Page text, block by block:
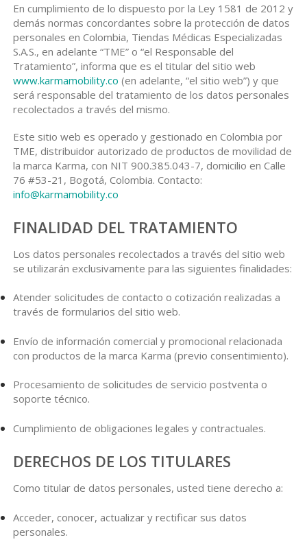
En cumplimiento de lo dispuesto por la Ley 1581 de 2012 y
demás normas concordantes sobre la protección de datos
personales en Colombia, Tiendas Médicas Especializadas
S.A.S., en adelante “TME” o “el Responsable del
Tratamiento”, informa que es el titular del sitio web
www.karmamobility.co (en adelante, “el sitio web”) y que
será responsable del tratamiento de los datos personales
recolectados a través del mismo.
Este sitio web es operado y gestionado en Colombia por
TME, distribuidor autorizado de productos de movilidad de
la marca Karma, con NIT 900.385.043-7, domicilio en Calle
76 #53-21, Bogotá, Colombia. Contacto:
info@karmamobility.co
FINALIDAD DEL TRATAMIENTO
Los datos personales recolectados a través del sitio web
se utilizarán exclusivamente para las siguientes finalidades:
Atender solicitudes de contacto o cotización realizadas a
través de formularios del sitio web.
Envío de información comercial y promocional relacionada
con productos de la marca Karma (previo consentimiento).
Procesamiento de solicitudes de servicio postventa o
soporte técnico.
Cumplimiento de obligaciones legales y contractuales.
DERECHOS DE LOS TITULARES
Como titular de datos personales, usted tiene derecho a:
Acceder, conocer, actualizar y rectificar sus datos
personales.